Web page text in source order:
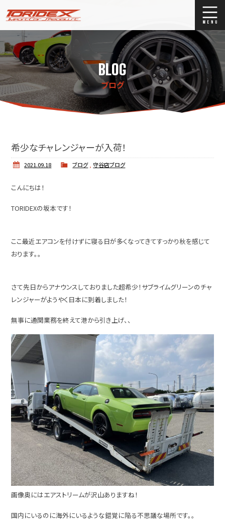
ブログ
Stock list
ストックリスト
買取
BLOG
ブログ
希少なチャレンジャーが入荷！
2021.09.18 ブログ,守谷店ブログ
こんにちは！
TORIDEXの坂本です！
ここ最近エアコンを付けずに寝る日が多くなってきてすっかり秋を感じて
おります。。
さて先日からアナウンスしておりました超希少！サブライムグリーンのチャ
レンジャーがようやく日本に到着しました！
無事に通関業務を終えて港から引き上げ、、
画像奥にはエアストリームが沢山ありますね！
国内にいるのに海外にいるような錯覚に陥る不思議な場所です。。